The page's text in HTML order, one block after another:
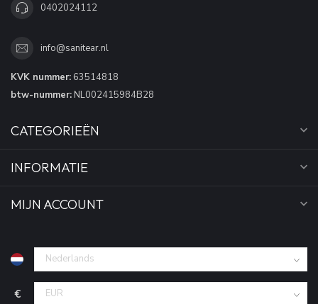
0402024112
info@sanitear.nl
KVK nummer: 63514818
btw-nummer: NL002415984B28
CATEGORIEËN
INFORMATIE
MIJN ACCOUNT
€